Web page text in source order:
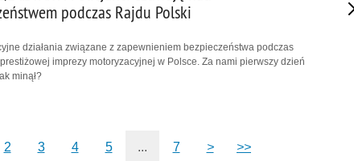
podczas Rajdu Polski
działania związane z zapewnieniem bezpieczeństwa podczas
imprezy motoryzacyjnej w Polsce. Za nami pierwszy dzień
minął?
2 3 4 5 ... 7 > >>